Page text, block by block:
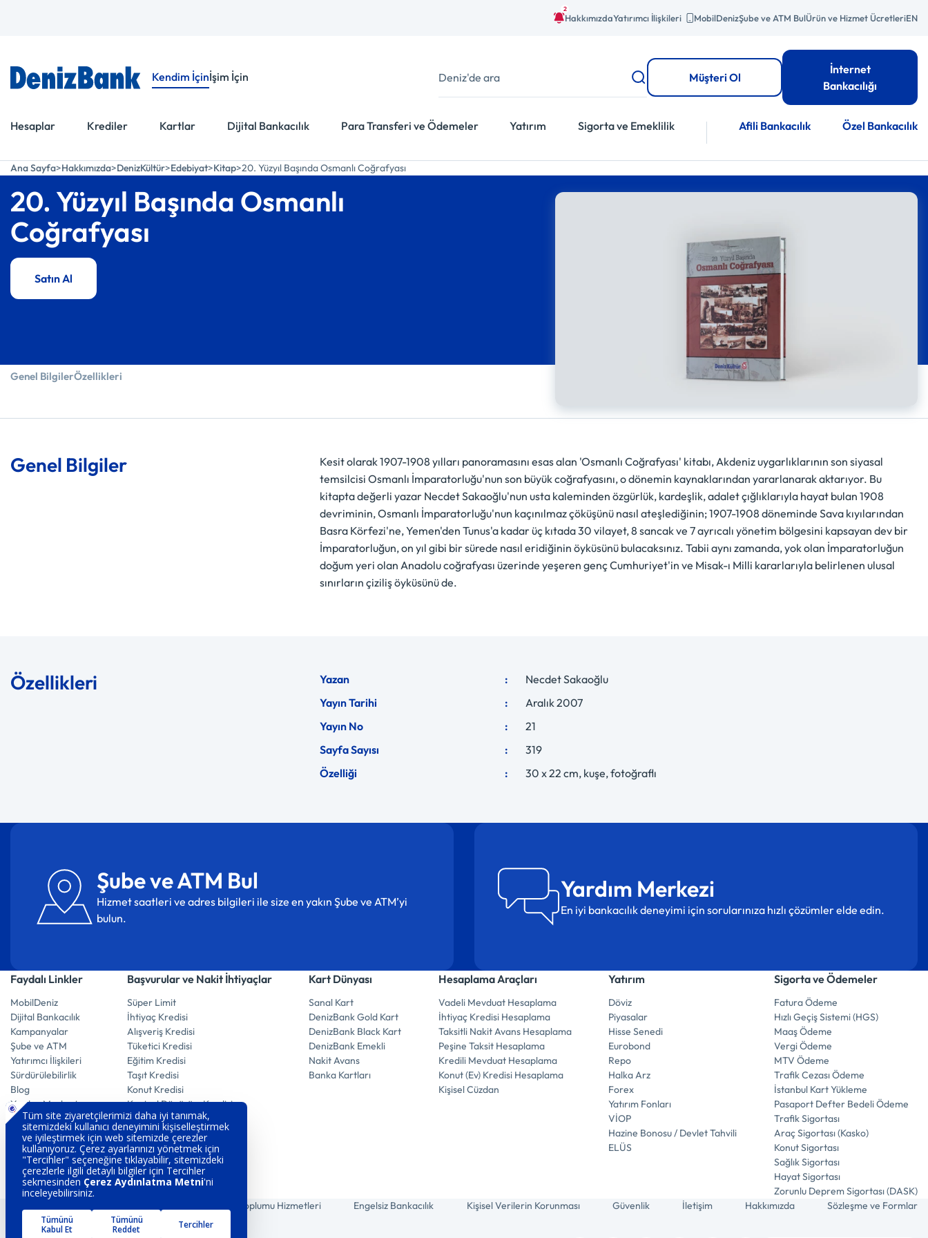
2
HakkımızdaYatırımcı İlişkileri MobilDenizŞube ve ATM BulÜrün ve Hizmet ÜcretleriEN
Kendim İçinİşim İçin
Hesaplar Krediler Kartlar Dijital Bankacılık Para Transferi ve Ödemeler Yatırım Sigorta ve Emeklilik Afili Bankacılık Özel Bankacılık
Müşteri Ol
İnternet
Bankacılığı
Ana Sayfa Hakkımızda DenizKültür Edebiyat Kitap 20. Yüzyıl Başında Osmanlı Coğrafyası
20. Yüzyıl Başında Osmanlı
Coğrafyası
Satın Al
Genel BilgilerÖzellikleri
Genel Bilgiler
Kesit olarak 1907-1908 yılları panoramasını esas alan 'Osmanlı Coğrafyası' kitabı, Akdeniz uygarlıklarının son siyasal
temsilcisi Osmanlı İmparatorluğu'nun son büyük coğrafyasını, o dönemin kaynaklarından yararlanarak aktarıyor. Bu
kitapta değerli yazar Necdet Sakaoğlu'nun usta kaleminden özgürlük, kardeşlik, adalet çığlıklarıyla hayat bulan 1908
devriminin, Osmanlı İmparatorluğu'nun kaçınılmaz çöküşünü nasıl ateşlediğinin; 1907-1908 döneminde Sava kıyılarından
Basra Körfezi'ne, Yemen'den Tunus'a kadar üç kıtada 30 vilayet, 8 sancak ve 7 ayrıcalı yönetim bölgesini kapsayan dev bir
İmparatorluğun, on yıl gibi bir sürede nasıl eridiğinin öyküsünü bulacaksınız. Tabii aynı zamanda, yok olan İmparatorluğun
doğum yeri olan Anadolu coğrafyası üzerinde yeşeren genç Cumhuriyet'in ve Misak-ı Milli kararlarıyla belirlenen ulusal
sınırların çiziliş öyküsünü de.
Özellikleri Yazan
Necdet Sakaoğlu
Yayın Tarihi
Aralık 2007
Yayın No
21
Sayfa Sayısı
319
Özelliği
30 x 22 cm, kuşe, fotoğraflı
Şube ve ATM Bul
Hizmet saatleri ve adres bilgileri ile size en yakın Şube ve ATM’yi
bulun.
Yardım Merkezi
En iyi bankacılık deneyimi için sorularınıza hızlı çözümler elde edin.
Faydalı Linkler
MobilDeniz
Dijital Bankacılık
Kampanyalar
Şube ve ATM
Yatırımcı İlişkileri
Sürdürülebilirlik
Blog
Yardım Merkezi
Emekli Promosyon
Başvurular ve Nakit İhtiyaçlar
Süper Limit
İhtiyaç Kredisi
Alışveriş Kredisi
Tüketici Kredisi
Eğitim Kredisi
Taşıt Kredisi
Konut Kredisi
Kentsel Dönüşüm Kredisi
Kaptan Hesap
E-Mevduat Hesap
Vadeli Döviz Hesabı
Vadeli Altın Hesabı
Vadeli Mevduat Hesabı
Kart Dünyası
Sanal Kart
DenizBank Gold Kart
DenizBank Black Kart
DenizBank Emekli
Nakit Avans
Banka Kartları
Hesaplama Araçları
Vadeli Mevduat Hesaplama
İhtiyaç Kredisi Hesaplama
Taksitli Nakit Avans Hesaplama
Peşine Taksit Hesaplama
Kredili Mevduat Hesaplama
Konut (Ev) Kredisi Hesaplama
Kişisel Cüzdan
Yatırım
Döviz
Piyasalar
Hisse Senedi
Eurobond
Repo
Halka Arz
Forex
Yatırım Fonları
VİOP
Hazine Bonosu / Devlet Tahvili
ELÜS
Sigorta ve Ödemeler
Fatura Ödeme
Hızlı Geçiş Sistemi (HGS)
Maaş Ödeme
Vergi Ödeme
MTV Ödeme
Trafik Cezası Ödeme
İstanbul Kart Yükleme
Pasaport Defter Bedeli Ödeme
Trafik Sigortası
Araç Sigortası (Kasko)
Konut Sigortası
Sağlık Sigortası
Hayat Sigortası
Zorunlu Deprem Sigortası (DASK)
Bilgi Toplumu Hizmetleri Engelsiz Bankacılık Kişisel Verilerin Korunması Güvenlik İletişim Hakkımızda Sözleşme ve Formlar